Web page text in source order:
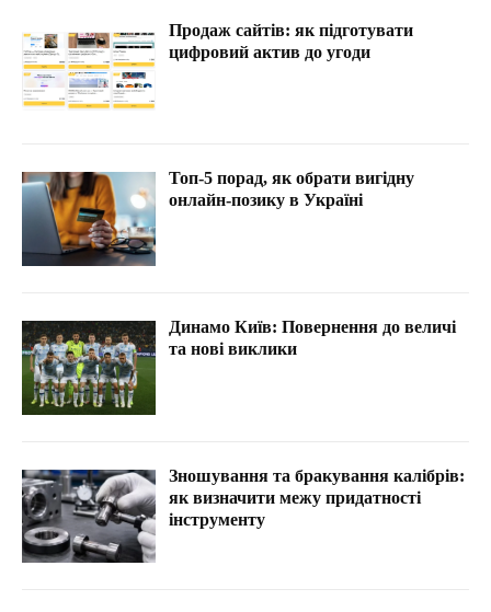
Продаж сайтів: як підготувати
цифровий актив до угоди
Топ-5 порад, як обрати вигідну
онлайн-позику в Україні
Динамо Київ: Повернення до величі
та нові виклики
Зношування та бракування калібрів:
як визначити межу придатності
інструменту